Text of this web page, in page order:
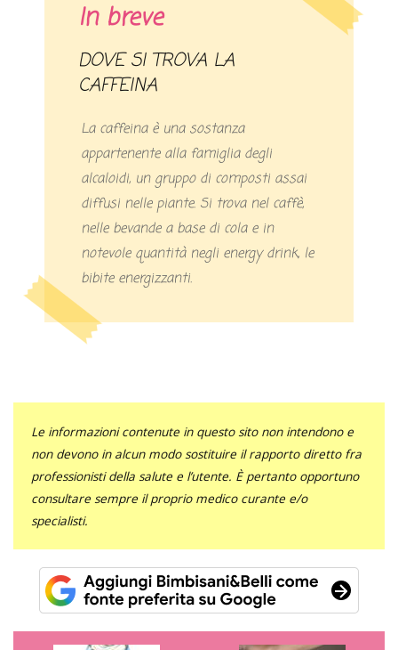
In breve
DOVE SI TROVA LA
CAFFEINA
La caffeina è una sostanza
appartenente alla famiglia degli
alcaloidi, un gruppo di composti assai
diffusi nelle piante. Si trova nel caffè,
nelle bevande a base di cola e in
notevole quantità negli energy drink, le
bibite energizzanti.
Le informazioni contenute in questo sito non intendono e
non devono in alcun modo sostituire il rapporto diretto fra
professionisti della salute e l’utente. È pertanto opportuno
consultare sempre il proprio medico curante e/o
specialisti.